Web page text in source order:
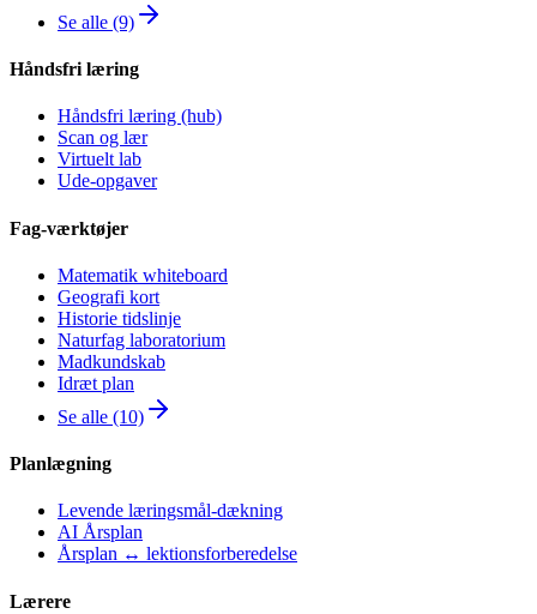
Se alle (9)
Håndsfri læring
Håndsfri læring (hub)
Scan og lær
Virtuelt lab
Ude-opgaver
Fag-værktøjer
Matematik whiteboard
Geografi kort
Historie tidslinje
Naturfag laboratorium
Madkundskab
Idræt plan
Se alle (10)
Planlægning
Levende læringsmål-dækning
AI Årsplan
Årsplan ↔ lektionsforberedelse
Lærere